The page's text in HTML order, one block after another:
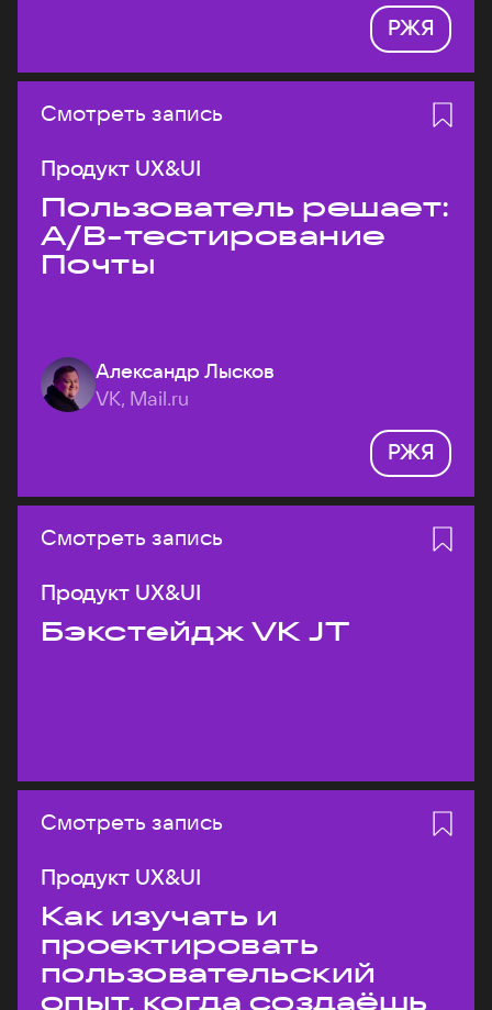
РЖЯ
Смотреть запись
Продукт UX&UI
Пользователь решает:
A/B-тестирование
Почты
Александр Лысков
VK, Mail.ru
РЖЯ
Смотреть запись
Продукт UX&UI
Бэкстейдж VK JT
Смотреть запись
Продукт UX&UI
Как изучать и
проектировать
пользовательский
опыт, когда создаёшь